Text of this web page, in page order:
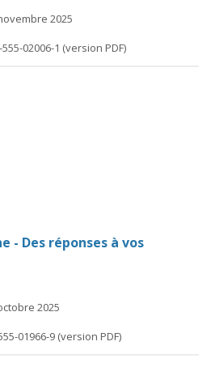
2025
02006-1 (version PDF)
- Des réponses à vos
2025
01966-9 (version PDF)